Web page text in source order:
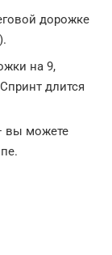
дорожке
на 9,
длится
вы можете